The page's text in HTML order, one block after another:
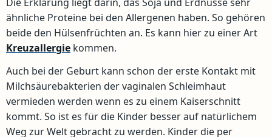
ähnliche Proteine bei den Allergenen haben. So gehören
beide den Hülsenfrüchten an. Es kann hier zu einer Art
Kreuzallergie kommen.
Auch bei der Geburt kann schon der erste Kontakt mit
Milchsäurebakterien der vaginalen Schleimhaut
vermieden werden wenn es zu einem Kaiserschnitt
kommt. So ist es für die Kinder besser auf natürlichem
Weg zur Welt gebracht zu werden. Kinder die per